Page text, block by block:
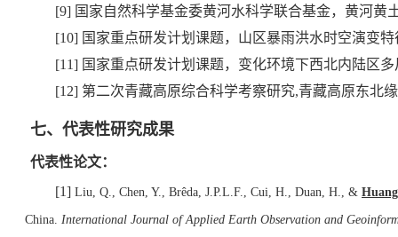
[9] 国家自然科学基金委黄河水科学联合基金，黄河
[10] 国家重点研发计划课题，山区暴雨洪水时空演变
[11] 国家重点研发计划课题，变化环境下西北内陆区
[12] 第二次青藏高原综合科学考察研究,青藏高原东北
七、代表性研究成果
代表性论文：
[1] Liu, Q., Chen, Y., Brêda, J.P.L.F., Cui, H., Duan, H., &
China. International Journal of Applied Earth Observation and